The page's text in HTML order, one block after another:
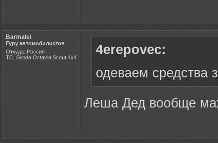
Barmalei
Гуру автомобилистов
Откуда: Россия
ТС: Skoda Octavia Scout 4x4
4erepovec:
одеваем средства
Леша Дед вообще